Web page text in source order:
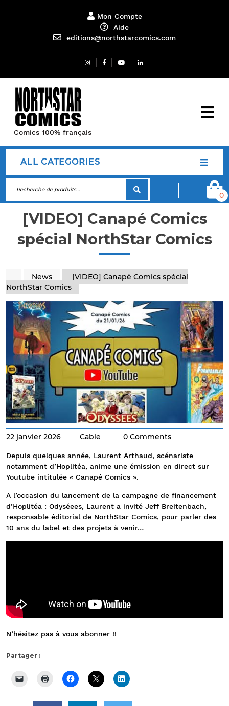
Mon Compte
Aide
editions@northstarcomics.com
Comics 100% français
ALL CATEGORIES
0
[VIDEO] Canapé Comics
spécial NorthStar Comics
News
[VIDEO] Canapé Comics spécial
NorthStar Comics
22 janvier 2026 Cable 0 Comments
Depuis quelques année, Laurent Arthaud, scénariste
notamment d’Hoplitéa, anime une émission en direct sur
Youtube intitulée « Canapé Comics ».
A l’occasion du lancement de la campagne de financement
d’Hoplitéa : Odyséees, Laurent a invité Jeff Breitenbach,
responsable éditorial de NorthStar Comics, pour parler des
10 ans du label et des projets à venir…
N’hésitez pas à vous abonner !!
Partager :